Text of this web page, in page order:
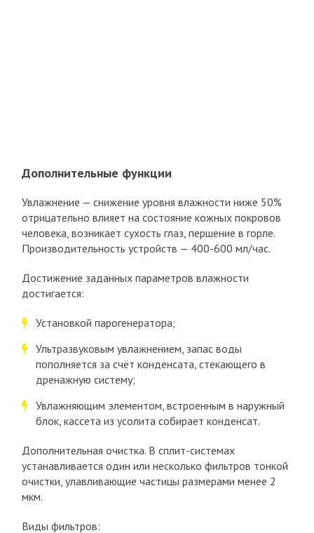
Дополнительные функции
Увлажнение — снижение уровня влажности ниже 50%
отрицательно влияет на состояние кожных покровов
человека, возникает сухость глаз, першение в горле.
Производительность устройств — 400-600 мл/час.
Достижение заданных параметров влажности
достигается:
Установкой парогенератора;
Ультразвуковым увлажнением, запас воды
пополняется за счёт конденсата, стекающего в
дренажную систему;
Увлажняющим элементом, встроенным в наружный
блок, кассета из усолита собирает конденсат.
Дополнительная очистка. В сплит-системах
устанавливается один или несколько фильтров тонкой
очистки, улавливающие частицы размерами менее 2
мкм.
Виды фильтров: